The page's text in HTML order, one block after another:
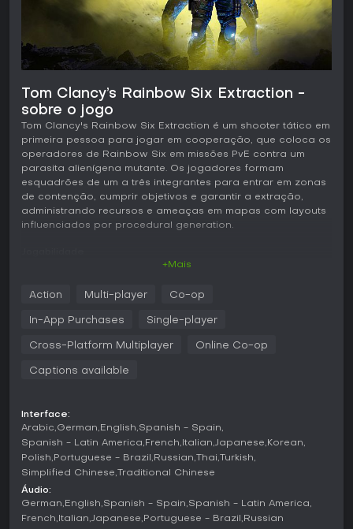
Tom Clancy’s Rainbow Six Extraction -
sobre o jogo
Tom Clancy's Rainbow Six Extraction é um shooter tático em
primeira pessoa para jogar em cooperação, que coloca os
operadores de Rainbow Six em missões PvE contra um
parasita alienígena mutante. Os jogadores formam
esquadrões de um a três integrantes para entrar em zonas
de contenção, cumprir objetivos e garantir a extração,
administrando recursos e ameaças em mapas com layouts
influenciados por procedural generation.
zona traz um objetivo escolhido aleatoriamente, como
coletar amostras, acessar terminais ou eliminar ameaças
equipamentos exclusivos que favorecem o trabalho em
combates diretos conforme o tipo de inimigo e as
O progresso está ligado a cada operador individual, que
sobe de nível com incursões bem-sucedidas e libera novas
opções de loadout. Perigos ambientais, como o avanço do
parasita ou áreas tóxicas, exigem gerenciamento constante
de riscos e forçam a equipe a ajustar rotas e prioridades
durante a missão. Quatro níveis de dificuldade alteram a
agressividade dos inimigos e a complexidade dos
+Mais
Action Multi-player Co-op
In-App Purchases Single-player
Cross-Platform Multiplayer Online Co-op
Captions available
Interface:
Arabic German English Spanish - Spain
Spanish - Latin America French Italian Japanese Korean
Polish Portuguese - Brazil Russian Thai
Turkish
Simplified Chinese
Traditional Chinese
Áudio:
German English Spanish - Spain Spanish - Latin America
French Italian Japanese Portuguese - Brazil
Russian